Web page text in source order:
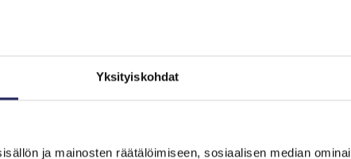
Yksityiskohdat
ja mainosten räätälöimiseen, sosiaalisen median